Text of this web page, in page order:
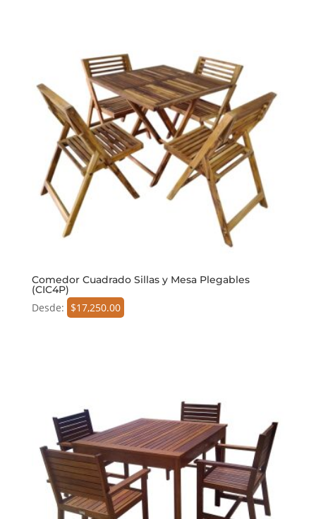
Comedor Cuadrado Sillas y Mesa Plegables
(CIC4P)
Desde: $17,250.00